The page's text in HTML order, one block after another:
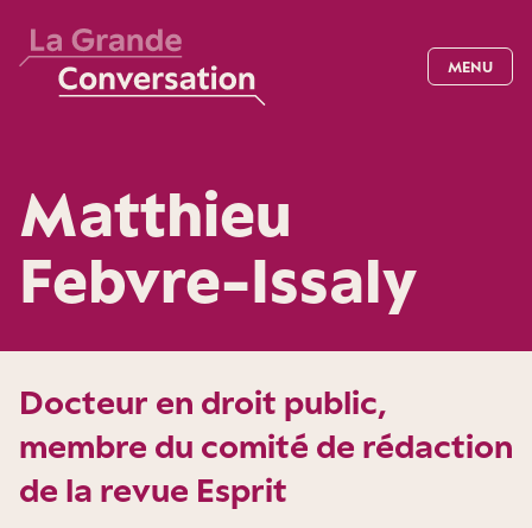
MENU
Matthieu
Febvre-Issaly
Docteur en droit public,
membre du comité de rédaction
de la revue Esprit